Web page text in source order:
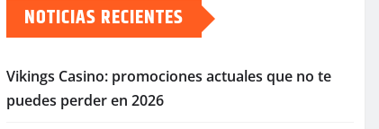
NOTICIAS RECIENTES
Vikings Casino: promociones actuales que no te
puedes perder en 2026